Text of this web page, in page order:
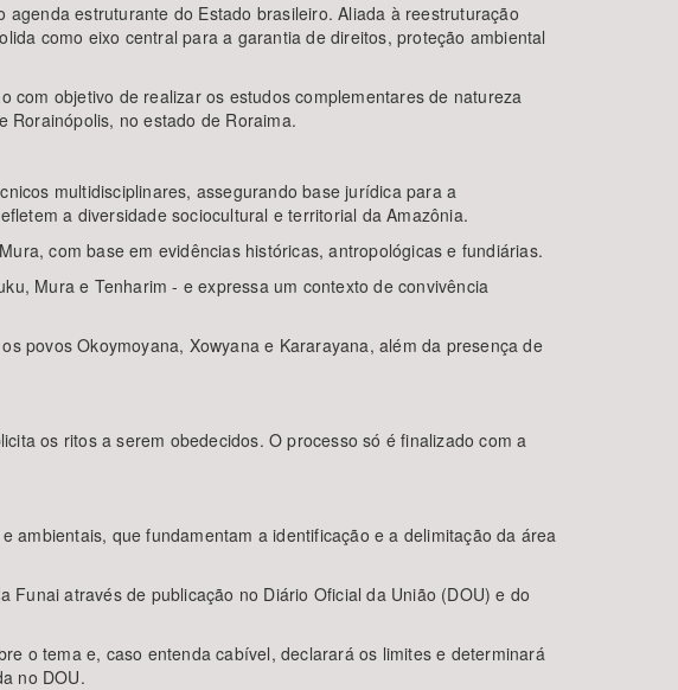
estruturante do Estado brasileiro. Aliada à reestruturação
como eixo central para a garantia de direitos, proteção ambiental
objetivo de realizar os estudos complementares de natureza
Rorainópolis, no estado de Roraima.
multidisciplinares, assegurando base jurídica para a
a diversidade sociocultural e territorial da Amazônia.
com base em evidências históricas, antropológicas e fundiárias.
Mura e Tenharim - e expressa um contexto de convivência
povos Okoymoyana, Xowyana e Kararayana, além da presença de
os ritos a serem obedecidos. O processo só é finalizado com a
ambientais, que fundamentam a identificação e a delimitação da área
através de publicação no Diário Oficial da União (DOU) e do
o tema e, caso entenda cabível, declarará os limites e determinará
no DOU.